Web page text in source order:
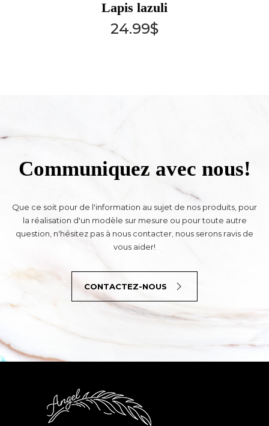
Lapis lazuli
24.99$
Communiquez avec nous!
Que ce soit pour de l'information au sujet de nos produits, pour
la réalisation d'un modèle sur mesure ou pour toute autre
question, n'hésitez pas à nous contacter, nous serons ravis de
vous aider!
CONTACTEZ-NOUS